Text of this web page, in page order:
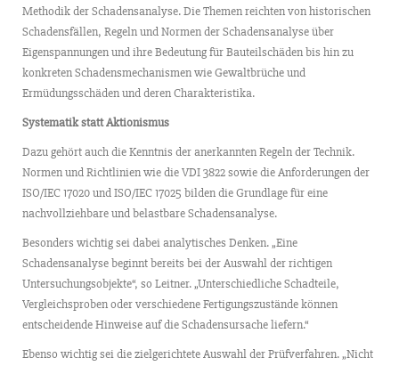
Methodik der Schadensanalyse. Die Themen reichten von historischen
Schadensfällen, Regeln und Normen der Schadensanalyse über
Eigenspannungen und ihre Bedeutung für Bauteilschäden bis hin zu
konkreten Schadensmechanismen wie Gewaltbrüche und
Ermüdungsschäden und deren Charakteristika.
Systematik statt Aktionismus
Dazu gehört auch die Kenntnis der anerkannten Regeln der Technik.
Normen und Richtlinien wie die VDI 3822 sowie die Anforderungen der
ISO/IEC 17020 und ISO/IEC 17025 bilden die Grundlage für eine
nachvollziehbare und belastbare Schadensanalyse.
Besonders wichtig sei dabei analytisches Denken. „Eine
Schadensanalyse beginnt bereits bei der Auswahl der richtigen
Untersuchungsobjekte“, so Leitner. „Unterschiedliche Schadteile,
Vergleichsproben oder verschiedene Fertigungszustände können
entscheidende Hinweise auf die Schadensursache liefern.“
Ebenso wichtig sei die zielgerichtete Auswahl der Prüfverfahren. „Nicht